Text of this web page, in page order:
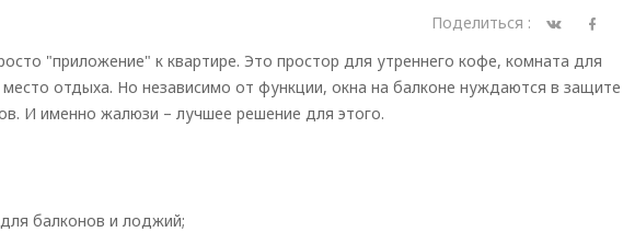
Поделиться :
"приложение" к квартире. Это простор для утреннего кофе, комната для
отдыха. Но независимо от функции, окна на балконе нуждаются в
И именно жалюзи – лучшее решение для этого.
балконов и лоджий;